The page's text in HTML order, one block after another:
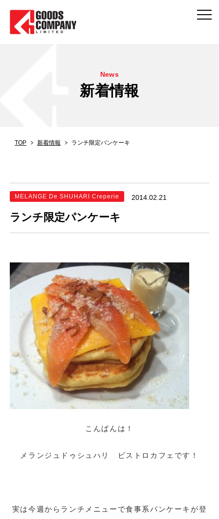
News
新着情報
TOP 新着情報 ランチ限定パンケーキ
MELANGE De SHUHARI Creperie 2014.02.21
ランチ限定パンケーキ
こんばんは！
メランジュドゥシュハリ ビストロカフェです！
実は今週からランチメニューで食事系パンケーキが登